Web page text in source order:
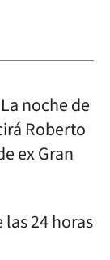
noche de
Roberto
ex Gran
24 horas